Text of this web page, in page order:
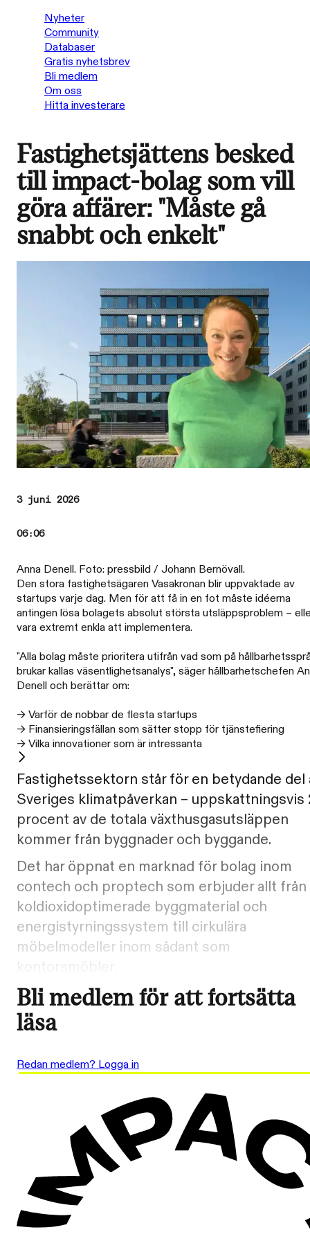
Nyheter
Community
Databaser
Gratis nyhetsbrev
Bli medlem
Om oss
Hitta investerare
Fastighetsjättens besked
till impact-bolag som vill
göra affärer: "Måste gå
snabbt och enkelt"
3 juni 2026
06:06
Anna Denell. Foto: pressbild / Johann Bernövall.
Den stora fastighetsägaren Vasakronan blir uppvaktade av
startups varje dag. Men för att få in en fot måste idéerna
antingen lösa bolagets absolut största utsläppsproblem –
vara extremt enkla att implementera.
"Alla bolag måste prioritera utifrån vad som på
brukar kallas väsentlighetsanalys", säger hållbarhetschefen
Denell och berättar om:
→ Varför de nobbar de flesta startups
→ Finansieringsfällan som sätter stopp för tjänstefiering
→ Vilka innovationer som är intressanta
Fastighetssektorn står för en betydande del
Sveriges klimatpåverkan – uppskattningsvis
procent av de totala växthusgasutsläppen
kommer från byggnader och byggande.
Det har öppnat en marknad för bolag inom
contech och proptech som erbjuder allt från
koldioxidoptimerade byggmaterial och
energistyrningssystem till cirkulära
möbelmodeller inom sådant som
Bli medlem för att fortsätta
läsa
Redan medlem? Logga in